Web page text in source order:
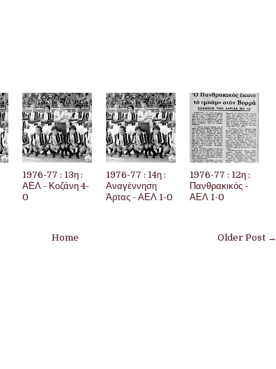
1976-77 : 13η :
ΑΕΛ - Κοζάνη 4-
0
1976-77 : 14η :
Αναγέννηση
Άρτας - ΑΕΛ 1-0
1976-77 : 12η :
Πανθρακικός -
ΑΕΛ 1-0
Older Post →
Home